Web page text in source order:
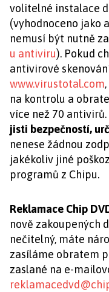
volitelné instalace
(vyhodnoceno jako
nemusí být nutně
u antiviru). Pokud
antivirové
www.virustotal.com
na kontrolu a
více než 70 antivirů.
jisti bezpečností,
nenese žádnou
jakékoliv jiné
programů z Chipu.
Reklamace Chip
nově zakoupených
nečitelný, máte
zasíláme obratem
zaslané na e-